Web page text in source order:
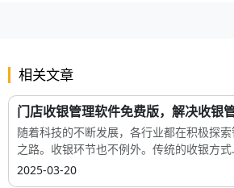
相关文章
门店收银管理软件免费版，解决收银
随着科技的不断发展，各行业都在积极探
之路。收银环节也不例外。传统的收银方式
2025-03-20